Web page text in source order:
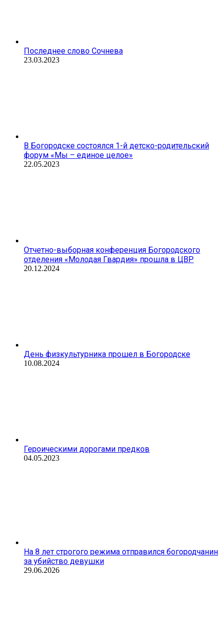
Последнее слово Сочнева
23.03.2023
В Богородске состоялся 1-й детско-родительский
форум «Мы – единое целое»
22.05.2023
Отчетно-выборная конференция Богородского
отделения «Молодая Гвардия» прошла в ЦВР
20.12.2024
День физкультурника прошел в Богородске
10.08.2024
Героическими дорогами предков
04.05.2023
На 8 лет строгого режима отправился богородчанин
за убийство девушки
29.06.2026